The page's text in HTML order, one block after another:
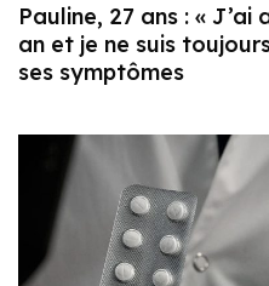
Pauline, 27 ans : «
an et je ne suis
ses symptômes